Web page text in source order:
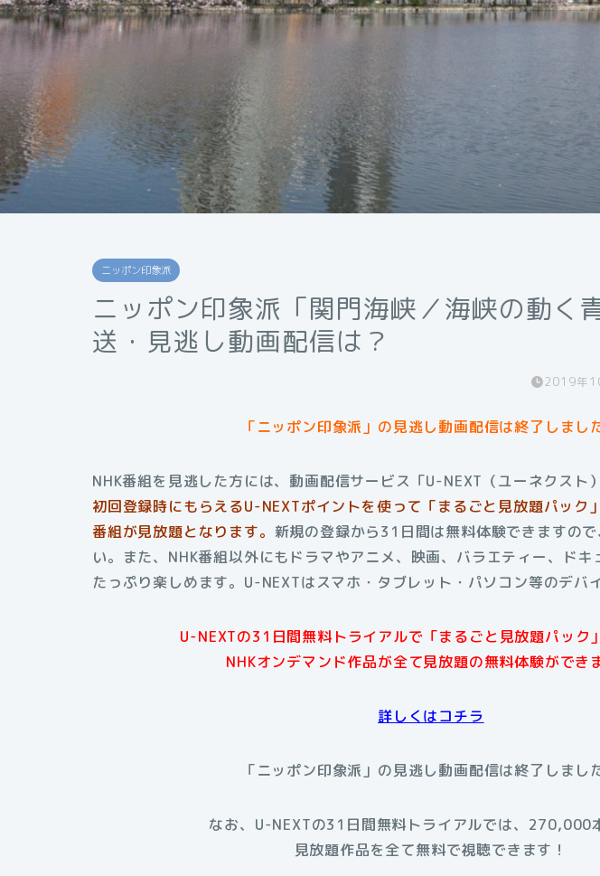
ニッポン印象派
ニッポン印象派「関門海峡／海峡の動く
送・見逃し動画配信は？
2019年
「ニッポン印象派」の見逃し動画配信は終了しまし
NHK番組を見逃した方には、動画配信サービス「U-NEXT（ユーネクスト
初回登録時にもらえるU-NEXTポイントを使って「まるごと見放題パック
番組が見放題となります。 新規の登録から31日間は無料体験できますの
い。また、NHK番組以外にもドラマやアニメ、映画、バラエティー、ド
たっぷり楽しめます。U-NEXTはスマホ・タブレット・パソコン等のデバ
U-NEXTの31日間無料トライアルで「まるごと見放題パック
NHKオンデマンド作品が全て見放題の無料体験ができ
詳しくはコチラ
「ニッポン印象派」の見逃し動画配信は終了しまし
なお、U-NEXTの31日間無料トライアルでは、270,000
見放題作品を全て無料で視聴できます！